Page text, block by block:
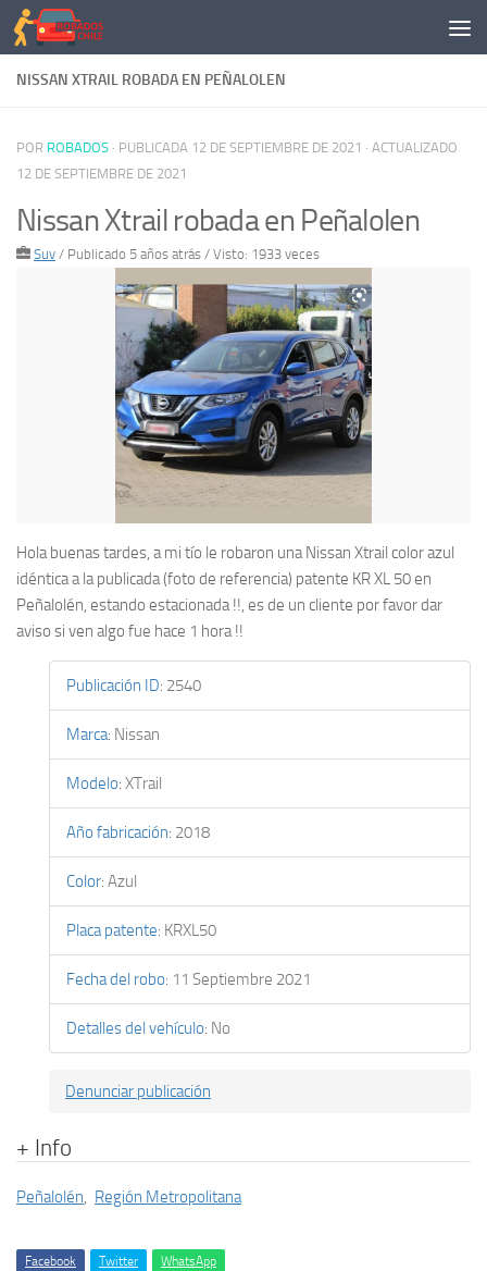
Saltar al contenido
NISSAN XTRAIL ROBADA EN PEÑALOLEN
POR ROBADOS · PUBLICADA 12 DE SEPTIEMBRE DE 2021 · ACTUALIZADO
12 DE SEPTIEMBRE DE 2021
Nissan Xtrail robada en Peñalolen
Suv / Publicado 5 años atrás / Visto: 1933 veces
Hola buenas tardes, a mi tío le robaron una Nissan Xtrail color azul
idéntica a la publicada (foto de referencia) patente KR XL 50 en
Peñalolén, estando estacionada !!, es de un cliente por favor dar
aviso si ven algo fue hace 1 hora !!
Publicación ID: 2540
Marca: Nissan
Modelo: XTrail
Año fabricación: 2018
Color: Azul
Placa patente: KRXL50
Fecha del robo: 11 Septiembre 2021
Detalles del vehículo: No
Denunciar publicación
+ Info
Peñalolén, Región Metropolitana
Facebook Twitter WhatsApp